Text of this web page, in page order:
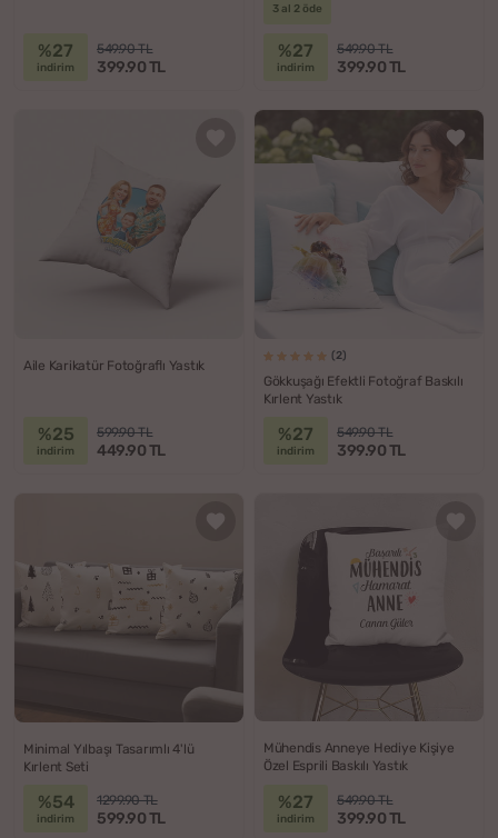
%27
indirim
549.90 TL
399.90 TL
3 al 2 öde
%27
indirim
549.90 TL
399.90 TL
Aile Karikatür Fotoğraflı Yastık
%25
indirim
599.90 TL
449.90 TL
(2)
Gökkuşağı Efektli Fotoğraf Baskılı
Kırlent Yastık
%27
indirim
549.90 TL
399.90 TL
Minimal Yılbaşı Tasarımlı 4'lü
Kırlent Seti
%54
indirim
1299.90 TL
599.90 TL
Mühendis Anneye Hediye Kişiye
Özel Esprili Baskılı Yastık
%27
indirim
549.90 TL
399.90 TL